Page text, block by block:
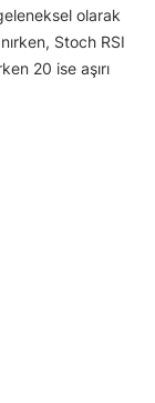
geleneksel olarak
Stoch RSI
20 ise aşırı